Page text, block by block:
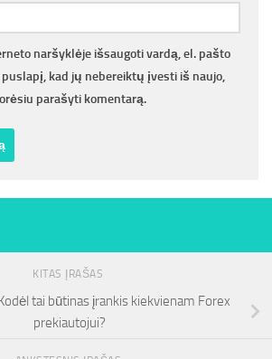
naršyklėje išsaugoti vardą, el. pašto
kad jų nebereiktų įvesti iš naujo,
parašyti komentarą.
KITAS ĮRAŠAS
tai būtinas įrankis kiekvienam Forex
prekiautojui?